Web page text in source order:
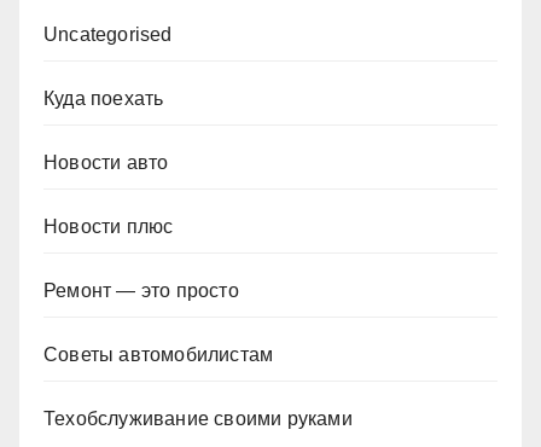
Uncategorised
Куда поехать
Новости авто
Новости плюс
Ремонт — это просто
Советы автомобилистам
Техобслуживание своими руками